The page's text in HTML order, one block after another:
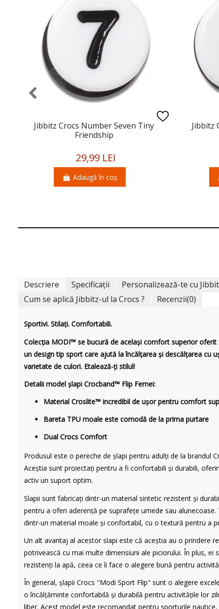
Jibbitz Crocs Number Seven Tiny
Friendship
29,99 LEI
Adaugă în coș
Jibbitz
Descriere Specificații Personalizează-te cu
Cum se aplică Jibbitz-ul la Crocs ?
Recenzii(0)
Sportivi. Stilați. Comfortabili.
Colecția MODI™ se bucură de același comfort superior
un design tip sport care ajută la încălțarea și descălțarea cu
varietate de culori. Etalează-ți stilul!
Detalii model șlapi Crocband™ Flip Femei:
Material Croslite™ incredibil de ușor pentru comfort
Bareta TPU moale este comodă de la prima purtare
Dual Crocs Comfort
Produsul este o pereche de șlapi pentru adulți de la brandul
Aceștia sunt proiectați pentru a fi confortabili și durabili,
activ un suport optim.
Slapii sunt fabricați dintr-un material sintetic rezistent și
pentru a oferi aderență pe suprafețe umede sau
dintr-un material moale și confortabil, cu o textură pentru a
Un alt avantaj al acestor slapi este că aceștia au o prindere
potrivească cu mai multe dimensiuni ale piciorului. În plus, ei
rezistenți la apă, ceea ce îi face o alegere bună pentru
În general, șlapii Crocs "Modi Sport Flip" sunt o alegere
o încălțăminte confortabilă și durabilă pentru activitățile lor
liber. Acest model este recomandat pentru sporturile